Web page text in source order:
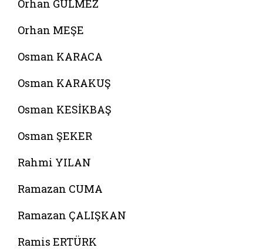
Orhan GÜLMEZ
Orhan MEŞE
Osman KARACA
Osman KARAKUŞ
Osman KESİKBAŞ
Osman ŞEKER
Rahmi YILAN
Ramazan CUMA
Ramazan ÇALIŞKAN
Ramis ERTÜRK